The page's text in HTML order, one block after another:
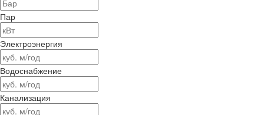
Пар
Электроэнергия
Водоснабжение
Канализация